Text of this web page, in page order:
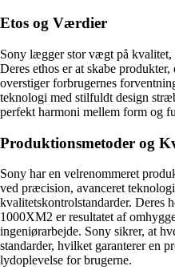
Etos og Værdier
Sony lægger stor vægt på
Deres ethos er at skabe
overstiger forbrugernes
teknologi med stilfuldt design
perfekt harmoni mellem form og
Produktionsmetoder og
Sony har en velrenommeret
ved præcision, avanceret
kvalitetskontrolstandarder. Deres
1000XM2 er resultatet af
ingeniørarbejde. Sony sikrer, at
standarder, hvilket garanterer en
lydoplevelse for brugerne.